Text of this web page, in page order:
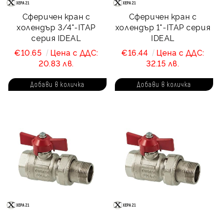
Сферичен кран с
холендър 3/4"-ITAP
серия IDEAL
€10.65
Цена с ДДС:
20.83 лв.
Сферичен кран с
холендър 1"-ITAP серия
IDEAL
€16.44
Цена с ДДС:
32.15 лв.